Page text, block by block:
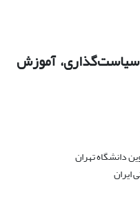
سیاست‌گذاری، آموزش
دانشگاه تهران
ایران